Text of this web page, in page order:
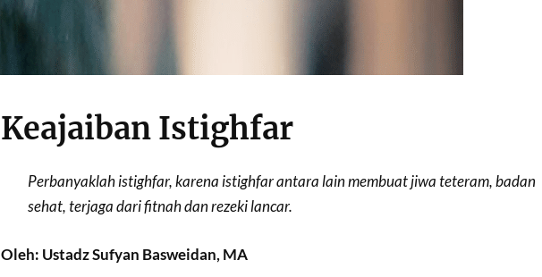
Keajaiban Istighfar
Perbanyaklah istighfar, karena istighfar antara lain membuat jiwa teteram, badan
sehat, terjaga dari fitnah dan rezeki lancar.
Oleh: Ustadz Sufyan Basweidan, MA